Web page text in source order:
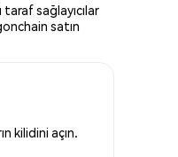
sağlayıcılar
satın
kilidini açın.